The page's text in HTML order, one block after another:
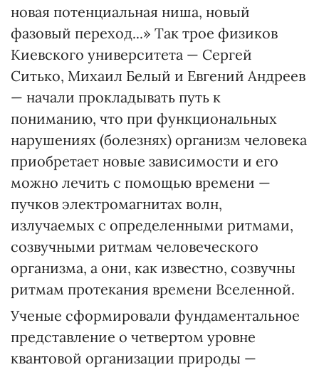
новая потенциальная ниша, новый
фазовый переход...» Так трое физиков
Киевского университета — Сергей
Ситько, Михаил Белый и Евгений Андреев
— начали прокладывать путь к
пониманию, что при функциональных
нарушениях (болезнях) организм человека
приобретает новые зависимости и его
можно лечить с помощью времени —
пучков электромагнитах волн,
излучаемых с определенными ритмами,
созвучными ритмам человеческого
организма, а они, как известно, созвучны
ритмам протекания времени Вселенной.
Ученые сформировали фундаментальное
представление о четвертом уровне
квантовой организации природы —